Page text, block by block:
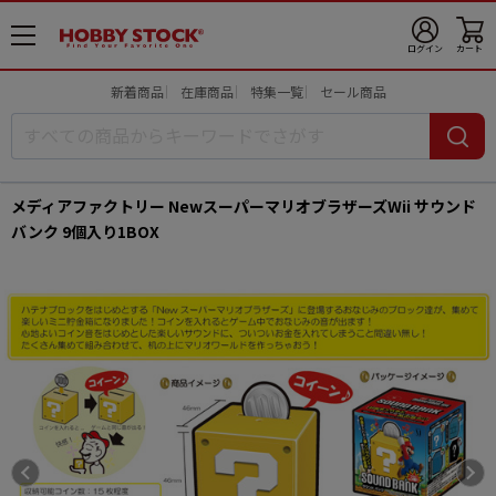
メ
ニ
ログイン カート
新着商品 在庫商品 特集一覧 セール商品
メディアファクトリー NewスーパーマリオブラザーズWii サウンド
バンク 9個入り1BOX